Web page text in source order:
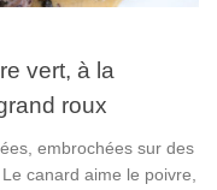
vert, à la
roux
embrochées sur des
canard aime le poivre,